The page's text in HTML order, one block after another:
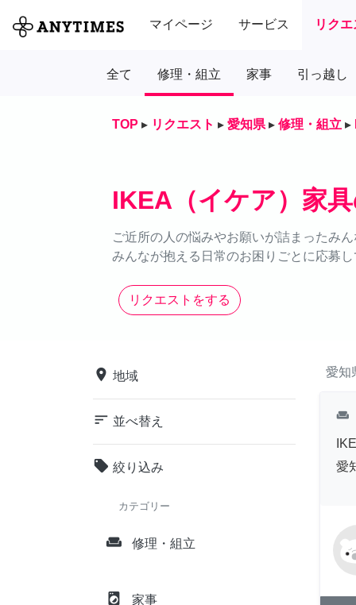
マイページ サービス リク
全て 修理・組立 家事 引っ越し
TOP ▸ リクエスト ▸ 愛知県 ▸ 修理・組立 ▸
IKEA（イケア）家
ご近所の人の悩みやお願いが詰まったみ
みんなが抱える日常のお困りごとに応募
リクエストをする
place 地域
sort 並べ替え
local_offer 絞り込み
カテゴリー
weekend 修理・組立
local_laundry_service 家事
愛知
weekend
愛